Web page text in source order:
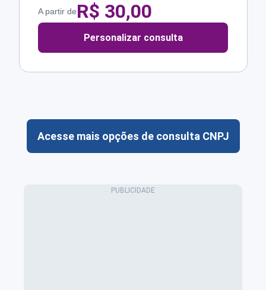
A partir deR$ 30,00
Personalizar consulta
Acesse mais opções de consulta CNPJ